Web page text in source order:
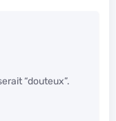
“douteux”.